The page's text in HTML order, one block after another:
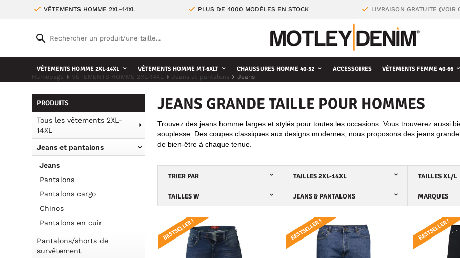
VÊTEMENTS HOMME 2XL-14XL PLUS DE 4000 MODÈLES EN STOCK LIVRAISON GRATUITE (VOIR
VÊTEMENTS HOMME 2XL-14XL VÊTEMENTS HOMME MT-6XLT CHAUSSURES HOMME 40-52 ACCESSOIRES VÊTEMENTS FEMME 40-66
Homepage VÊTEMENTS HOMME 2XL-14XL Jeans et pantalons Jeans
PRODUITS
Tous les vêtements 2XL-
14XL
Jeans et pantalons
Jeans
Pantalons
Pantalons cargo
Chinos
Pantalons en cuir
Pantalons/shorts de
survêtement
JEANS GRANDE TAILLE POUR HOMMES
Trouvez des jeans homme larges et stylés pour toutes les occasions. Vous trouverez aussi
souplesse. Des coupes classiques aux designs modernes, nous proposons des jeans
de bien-être à chaque tenue.
TRIER PAR TAILLES 2XL-14XL TAILLES XL/L
TAILLES W JEANS & PANTALONS MARQUES
BESTSELLER ! BESTSELLER ! BESTSELLER !